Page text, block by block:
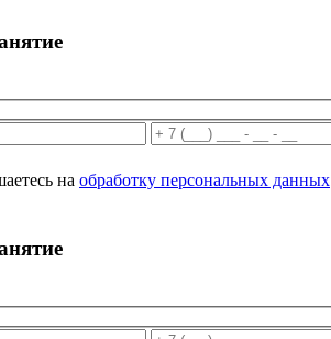
на обработку персональных данных